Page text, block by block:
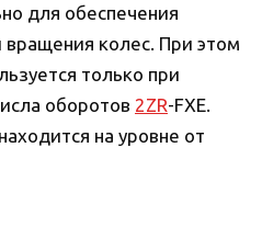
для обеспечения
вращения колес. При этом
только при
оборотов 2ZR-FXE.
на уровне от